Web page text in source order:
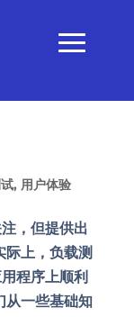
, 用户体验
，但提供出
上，负载测
程序上顺利
从一些基础知